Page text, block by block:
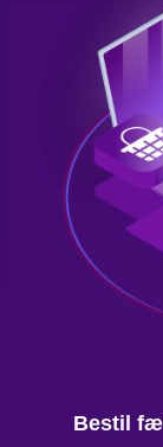
Bestil